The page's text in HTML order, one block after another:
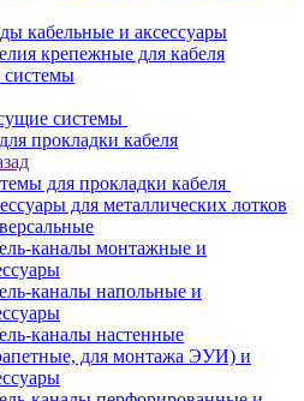
кабельные и аксессуары
крепежные для кабеля
системы
системы
прокладки кабеля
для прокладки кабеля
для металлических лотков
каналы монтажные и
каналы напольные и
каналы настенные
для монтажа ЭУИ) и